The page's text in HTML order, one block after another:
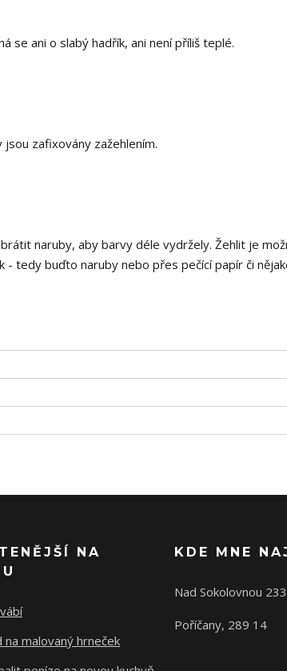
se ani o slabý hadřík, ani není příliš teplé.
zafixovány zažehlením.
naruby, aby barvy déle vydržely. Žehlit je
- tedy buďto naruby nebo přes pečící papír či
NA
na malovaný hrneček
KDE MNE
Nad Sokolovnou 233
Poříčany, 289 14